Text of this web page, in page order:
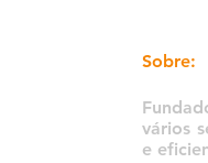
Sobre:
vários
e